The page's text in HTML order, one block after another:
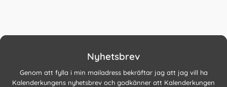
Nyhetsbrev
Genom att fylla i min mailadress bekräftar jag att jag vill ha
Kalenderkungens nyhetsbrev och godkänner att Kalenderkungen